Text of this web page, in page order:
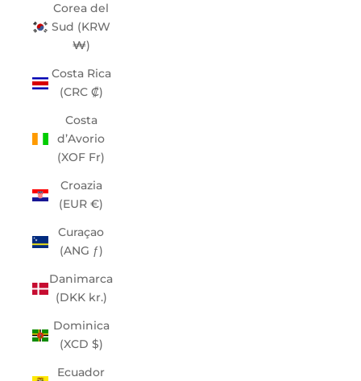
Corea del
Sud (KRW
₩)
Costa Rica
(CRC ₡)
Costa
d’Avorio
(XOF Fr)
Croazia
(EUR €)
Curaçao
(ANG ƒ)
Danimarca
(DKK kr.)
Dominica
(XCD $)
Ecuador